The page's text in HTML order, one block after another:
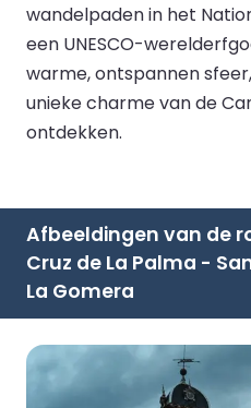
wandelpaden in het
een UNESCO-
warme, ontspannen
unieke charme van de
ontdekken.
Afbeeldingen van de
Cruz de La Palma -
La Gomera